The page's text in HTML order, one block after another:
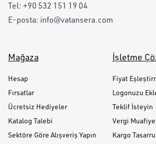
Tel: +90 532 151 19 04
E-posta: info@vatansera.com
Mağaza
Hesap
Fırsatlar
Ücretsiz Hediyeler
Katalog Talebi
Sektöre Göre Alışveriş Yapın
İşletme
Fiyat
Logonuzu
Teklif İsteyin
Vergi
Kargo